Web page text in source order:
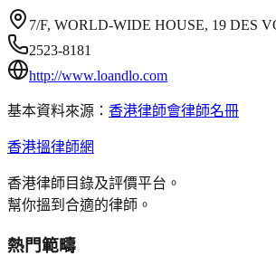
7/F, WORLD-WIDE HOUSE, 19 DES
2523-8181
http://www.loandlo.com
基本資料來源： 香港律師會律師名冊
香港搵律師網
香港律師目錄及評價平台。
幫你搵到合適的律師。
熱門範疇